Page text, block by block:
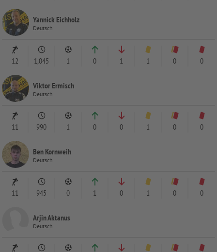
Yannick Eichholz
Deutsch
12 1,045 1 0 1 1 0 0
Viktor Ermisch
Deutsch
11 990 1 0 0 1 0 0
Ben Kornweih
Deutsch
11 945 0 1 0 1 0 0
Arjin Aktanus
Deutsch